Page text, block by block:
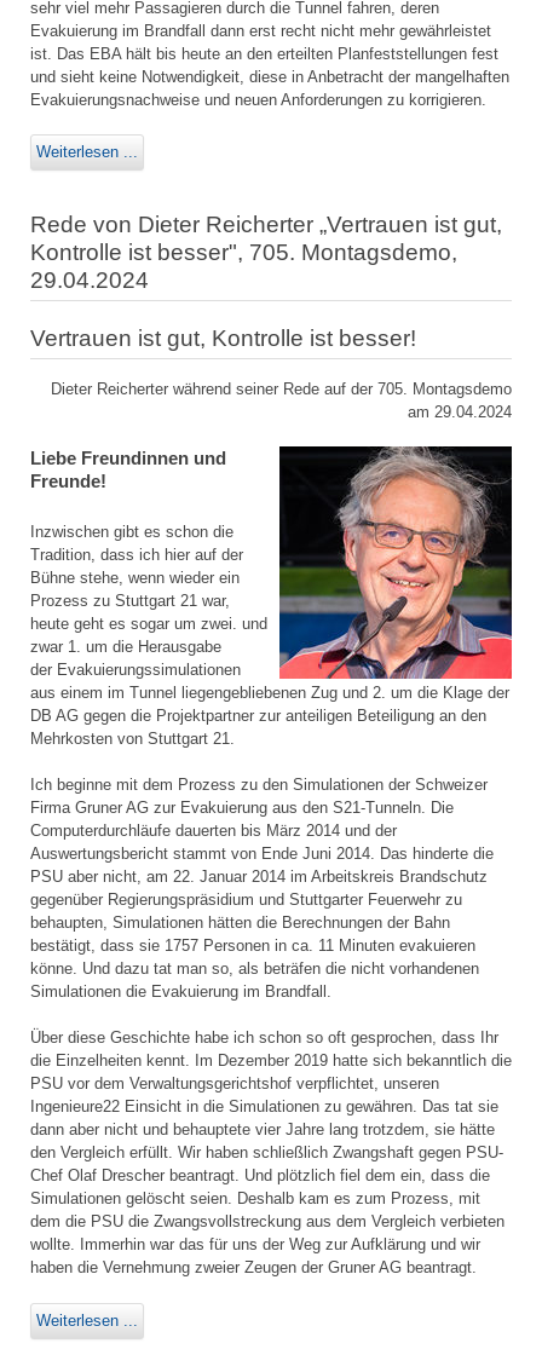
sehr viel mehr Passagieren durch die Tunnel fahren, deren
Evakuierung im Brandfall dann erst recht nicht mehr gewährleistet
ist. Das EBA hält bis heute an den erteilten Planfeststellungen fest
und sieht keine Notwendigkeit, diese in Anbetracht der mangelhaften
Evakuierungsnachweise und neuen Anforderungen zu korrigieren.
Weiterlesen ...
Rede von Dieter Reicherter „Vertrauen ist gut,
Kontrolle ist besser", 705. Montagsdemo,
29.04.2024
Vertrauen ist gut, Kontrolle ist besser!
Dieter Reicherter während seiner Rede auf der 705. Montagsdemo
am 29.04.2024
Liebe Freundinnen und
Freunde!
Inzwischen gibt es schon die
Tradition, dass ich hier auf der
Bühne stehe, wenn wieder ein
Prozess zu Stuttgart 21 war,
heute geht es sogar um zwei. und
zwar 1. um die Herausgabe
der Evakuierungssimulationen
aus einem im Tunnel liegengebliebenen Zug und 2. um die Klage der
DB AG gegen die Projektpartner zur anteiligen Beteiligung an den
Mehrkosten von Stuttgart 21.
Ich beginne mit dem Prozess zu den Simulationen der Schweizer
Firma Gruner AG zur Evakuierung aus den S21-Tunneln. Die
Computerdurchläufe dauerten bis März 2014 und der
Auswertungsbericht stammt von Ende Juni 2014. Das hinderte die
PSU aber nicht, am 22. Januar 2014 im Arbeitskreis Brandschutz
gegenüber Regierungspräsidium und Stuttgarter Feuerwehr zu
behaupten, Simulationen hätten die Berechnungen der Bahn
bestätigt, dass sie 1757 Personen in ca. 11 Minuten evakuieren
könne. Und dazu tat man so, als beträfen die nicht vorhandenen
Simulationen die Evakuierung im Brandfall.
Über diese Geschichte habe ich schon so oft gesprochen, dass Ihr
die Einzelheiten kennt. Im Dezember 2019 hatte sich bekanntlich die
PSU vor dem Verwaltungsgerichtshof verpflichtet, unseren
Ingenieure22 Einsicht in die Simulationen zu gewähren. Das tat sie
dann aber nicht und behauptete vier Jahre lang trotzdem, sie hätte
den Vergleich erfüllt. Wir haben schließlich Zwangshaft gegen PSU-
Chef Olaf Drescher beantragt. Und plötzlich fiel dem ein, dass die
Simulationen gelöscht seien. Deshalb kam es zum Prozess, mit
dem die PSU die Zwangsvollstreckung aus dem Vergleich verbieten
wollte. Immerhin war das für uns der Weg zur Aufklärung und wir
haben die Vernehmung zweier Zeugen der Gruner AG beantragt.
Weiterlesen ...